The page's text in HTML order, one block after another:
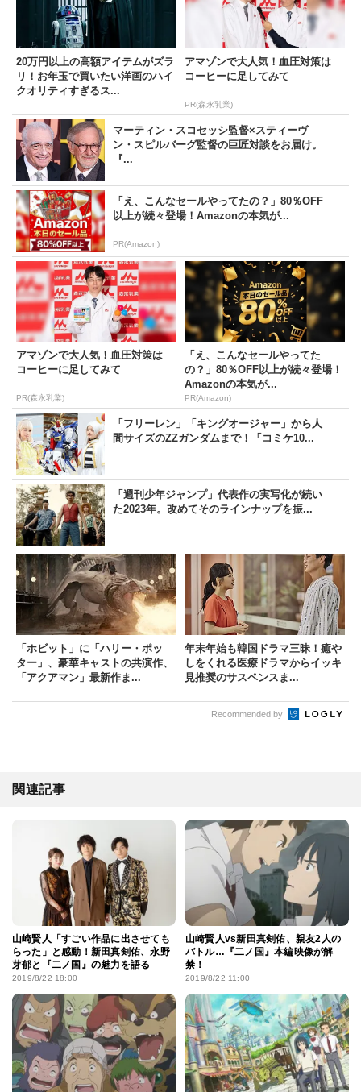
20万円以上の高額アイテムがズラ
リ！お年玉で買いたい洋画のハイ
クオリティすぎるス...
アマゾンで大人気！血圧対策は
コーヒーに足してみて
PR(森永乳業)
マーティン・スコセッシ監督×スティーヴ
ン・スピルバーグ監督の巨匠対談をお届け。
『...
「え、こんなセールやってたの？」80％OFF
以上が続々登場！Amazonの本気が...
PR(Amazon)
アマゾンで大人気！血圧対策は
コーヒーに足してみて
PR(森永乳業)
「え、こんなセールやってた
の？」80％OFF以上が続々登場！
Amazonの本気が...
PR(Amazon)
「フリーレン」「キングオージャー」から人
間サイズのZZガンダムまで！「コミケ10...
「週刊少年ジャンプ」代表作の実写化が続い
た2023年。改めてそのラインナップを振...
「ホビット」に「ハリー・ポッ
ター」、豪華キャストの共演作、
「アクアマン」最新作ま...
年末年始も韓国ドラマ三昧！癒や
しをくれる医療ドラマからイッキ
見推奨のサスペンスま...
Recommended by
関連記事
山崎賢人「すごい作品に出させても
らった」と感動！新田真剣佑、永野
芽郁と『二ノ国』の魅力を語る
2019/8/22 18:00
山崎賢人vs新田真剣佑、親友2人の
バトル…『二ノ国』本編映像が解
禁！
2019/8/22 11:00